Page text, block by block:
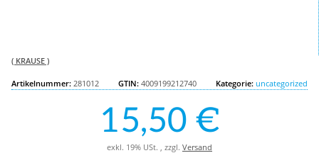
( KRAUSE )
Artikelnummer: 281012 GTIN: 4009199212740 Kategorie: uncategorized
15,50 €
exkl. 19% USt. , zzgl. Versand